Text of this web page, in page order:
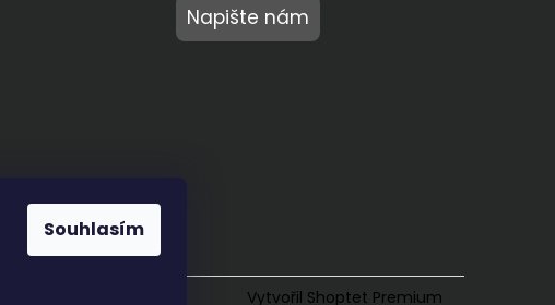
Souhlasím
Napište nám
Vytvořil Shoptet Premium